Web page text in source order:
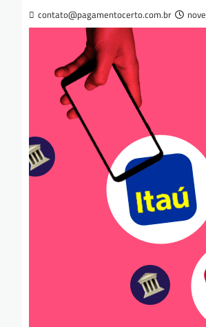
contato@pagamentocerto.com.br